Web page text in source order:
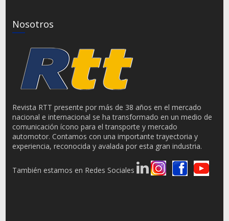
Nosotros
Revista RTT presente por más de 38 años en el mercado
nacional e internacional se ha transformado en un medio de
comunicación ícono para el transporte y mercado
automotor. Contamos con una importante trayectoria y
experiencia, reconocida y avalada por esta gran industria.
También estamos en Redes Sociales